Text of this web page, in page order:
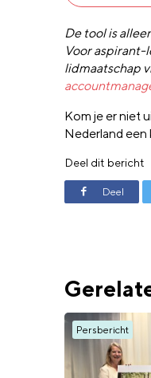
De tool is
Voor aspirant-
lidmaatschap
Kom je er niet
Nederland een
Deel dit bericht
Deel
Persbericht